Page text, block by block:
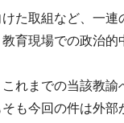
た取組など、一
育現場での政治
れまでの当該教
も今回の件は外